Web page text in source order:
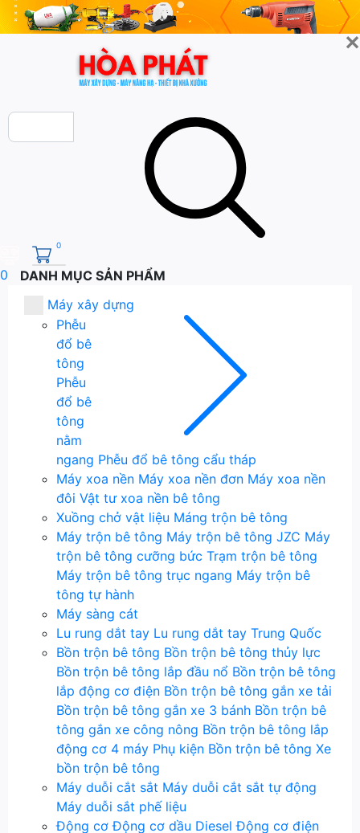
✕
0
0
DANH MỤC SẢN PHẨM
Máy xây dựng
Phễu
đổ bê
tông
Phễu
đổ bê
tông
nằm
ngang Phễu đổ bê tông cẩu tháp
Máy xoa nền Máy xoa nền đơn Máy xoa nền
đôi Vật tư xoa nền bê tông
Xuồng chở vật liệu Máng trộn bê tông
Máy trộn bê tông Máy trộn bê tông JZC Máy
trộn bê tông cưỡng bức Trạm trộn bê tông
Máy trộn bê tông trục ngang Máy trộn bê
tông tự hành
Máy sàng cát
Lu rung dắt tay Lu rung dắt tay Trung Quốc
Bồn trộn bê tông Bồn trộn bê tông thủy lực
Bồn trộn bê tông lắp đầu nổ Bồn trộn bê tông
lắp động cơ điện Bồn trộn bê tông gắn xe tải
Bồn trộn bê tông gắn xe 3 bánh Bồn trộn bê
tông gắn xe công nông Bồn trộn bê tông lắp
động cơ 4 máy Phụ kiện Bồn trộn bê tông Xe
bồn trộn bê tông
Máy duỗi cắt sắt Máy duỗi cắt sắt tự động
Máy duỗi sắt phế liệu
Động cơ Động cơ dầu Diesel Động cơ điện